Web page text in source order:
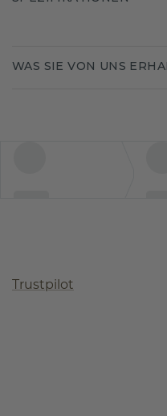
WAS SIE VON UNS
Trustpilot